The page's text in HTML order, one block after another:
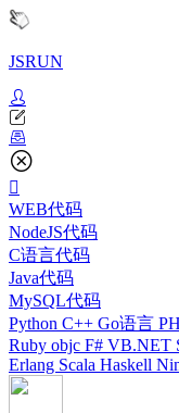
JSRUN
WEB代码
NodeJS代码
C语言代码
Java代码
MySQL代码
Python C++ Go语言
Ruby objc F# VB.NET
Erlang Scala Haskell